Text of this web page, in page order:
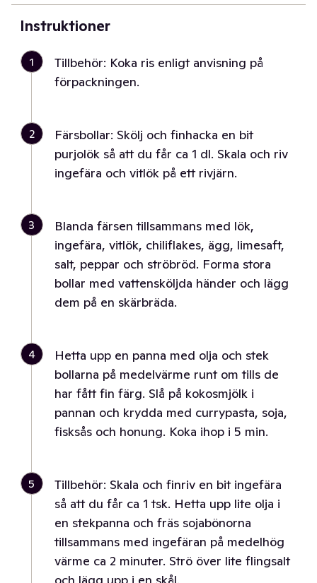
Instruktioner
1
Tillbehör: Koka ris enligt anvisning på
förpackningen.
2
Färsbollar: Skölj och finhacka en bit
purjolök så att du får ca 1 dl. Skala och riv
ingefära och vitlök på ett rivjärn.
3
Blanda färsen tillsammans med lök,
ingefära, vitlök, chiliflakes, ägg, limesaft,
salt, peppar och ströbröd. Forma stora
bollar med vattensköljda händer och lägg
dem på en skärbräda.
4
Hetta upp en panna med olja och stek
bollarna på medelvärme runt om tills de
har fått fin färg. Slå på kokosmjölk i
pannan och krydda med currypasta, soja,
fisksås och honung. Koka ihop i 5 min.
5
Tillbehör: Skala och finriv en bit ingefära
så att du får ca 1 tsk. Hetta upp lite olja i
en stekpanna och fräs sojabönorna
tillsammans med ingefäran på medelhög
värme ca 2 minuter. Strö över lite flingsalt